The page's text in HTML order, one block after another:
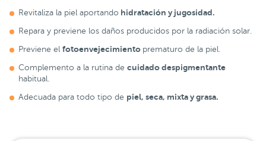
Revitaliza la piel aportando hidratación y jugosidad.
Repara y previene los daños producidos por la radiación solar.
Previene el fotoenvejecimiento prematuro de la piel.
Complemento a la rutina de cuidado despigmentante
habitual.
Adecuada para todo tipo de piel, seca, mixta y grasa.